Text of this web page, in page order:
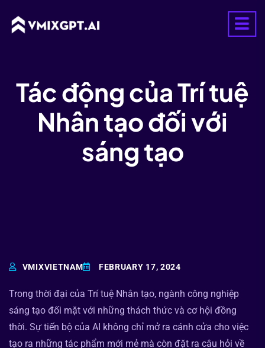
Tác động của Trí tuệ
Nhân tạo đối với
sáng tạo
VMIXVIETNAM FEBRUARY 17, 2024
Trong thời đại của Trí tuệ Nhân tạo, ngành công nghiệp
sáng tạo đối mặt với những thách thức và cơ hội đồng
thời. Sự tiến bộ của AI không chỉ mở ra cánh cửa cho việc
tạo ra những tác phẩm mới mẻ mà còn đặt ra câu hỏi về